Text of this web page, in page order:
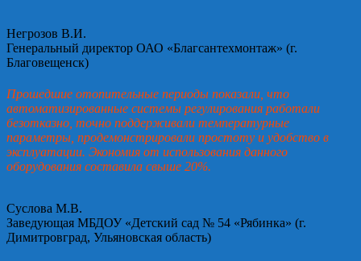
Негрозов В.И.
Генеральный директор ОАО «Благсантехмонтаж» (г.
Благовещенск)
Прошедшие отопительные периоды показали, что
автоматизированные системы регулирования работали
безотказно, точно поддерживали температурные
параметры, продемонстрировали простоту и удобство в
эксплуатации. Экономия от использования данного
оборудования составила свыше 20%.
Суслова М.В.
Заведующая МБДОУ «Детский сад № 54 «Рябинка» (г.
Димитровград, Ульяновская область)